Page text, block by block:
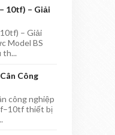
10tf) – Giải
– Giải
Model BS
th...
Công
công nghiệp
thiết bị